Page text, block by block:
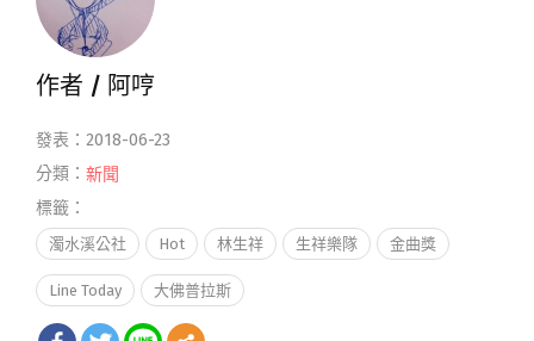
作者 / 阿哼
發表：2018-06-23
分類： 新聞
標籤：
濁水溪公社 Hot 林生祥 生祥樂隊 金曲獎
Line Today 大佛普拉斯